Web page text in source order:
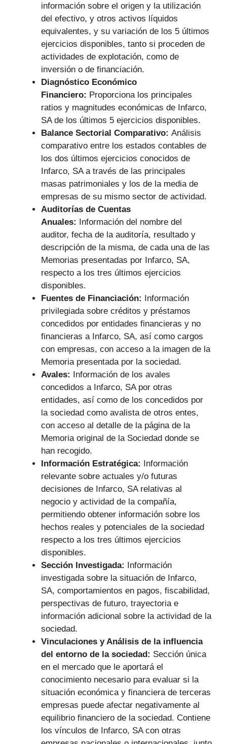
información sobre el origen y la utilización
del efectivo, y otros activos líquidos
equivalentes, y su variación de los 5 últimos
ejercicios disponibles, tanto si proceden de
actividades de explotación, como de
inversión o de financiación.
Diagnóstico Económico
Financiero: Proporciona los principales
ratios y magnitudes económicas de Infarco,
SA de los últimos 5 ejercicios disponibles.
Balance Sectorial Comparativo: Análisis
comparativo entre los estados contables de
los dos últimos ejercicios conocidos de
Infarco, SA a través de las principales
masas patrimoniales y los de la media de
empresas de su mismo sector de actividad.
Auditorías de Cuentas
Anuales: Información del nombre del
auditor, fecha de la auditoría, resultado y
descripción de la misma, de cada una de las
Memorias presentadas por Infarco, SA,
respecto a los tres últimos ejercicios
disponibles.
Fuentes de Financiación: Información
privilegiada sobre créditos y préstamos
concedidos por entidades financieras y no
financieras a Infarco, SA, así como cargos
con empresas, con acceso a la imagen de la
Memoria presentada por la sociedad.
Avales: Información de los avales
concedidos a Infarco, SA por otras
entidades, así como de los concedidos por
la sociedad como avalista de otros entes,
con acceso al detalle de la página de la
Memoria original de la Sociedad donde se
han recogido.
Información Estratégica: Información
relevante sobre actuales y/o futuras
decisiones de Infarco, SA relativas al
negocio y actividad de la compañía,
permitiendo obtener información sobre los
hechos reales y potenciales de la sociedad
respecto a los tres últimos ejercicios
disponibles.
Sección Investigada: Información
investigada sobre la situación de Infarco,
SA, comportamientos en pagos, fiscabilidad,
perspectivas de futuro, trayectoria e
información adicional sobre la actividad de la
sociedad.
Vinculaciones y Análisis de la influencia
del entorno de la sociedad: Sección única
en el mercado que le aportará el
conocimiento necesario para evaluar si la
situación económica y financiera de terceras
empresas puede afectar negativamente al
equilibrio financiero de la sociedad. Contiene
los vínculos de Infarco, SA con otras